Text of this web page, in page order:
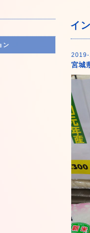
イ
宮城
ン